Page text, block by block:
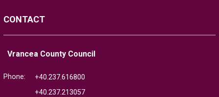
CONTACT
Vrancea County Council
Phone:
+40.237.616800
+40.237.213057